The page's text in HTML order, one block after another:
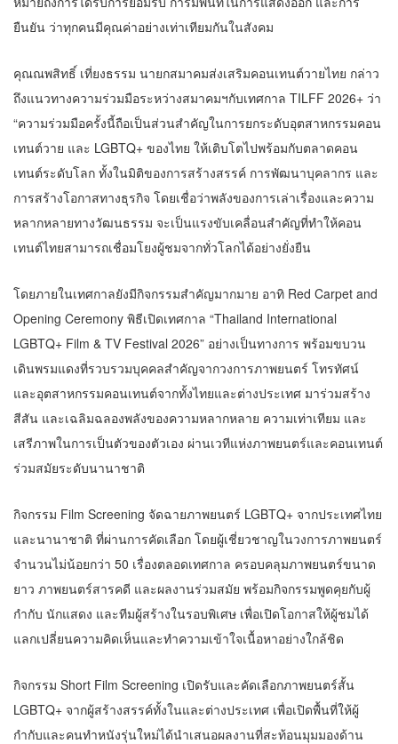
ยืนยัน ว่าทุกคนมีคุณค่าอย่างเท่าเทียมกันในสังคม
คุณณพสิทธิ์ เที่ยงธรรม นายกสมาคมส่งเสริมคอนเทนต์วายไทย กล่าว
ถึงแนวทางความร่วมมือระหว่างสมาคมฯกับเทศกาล TILFF 2026+ ว่า
“ความร่วมมือครั้งนี้ถือเป็นส่วนสำคัญในการยกระดับอุตสาหกรรมคอน
เทนต์วาย และ LGBTQ+ ของไทย ให้เติบโตไปพร้อมกับตลาดคอน
เทนต์ระดับโลก ทั้งในมิติของการสร้างสรรค์ การพัฒนาบุคลากร และ
การสร้างโอกาสทางธุรกิจ โดยเชื่อว่าพลังของการเล่าเรื่องและความ
หลากหลายทางวัฒนธรรม จะเป็นแรงขับเคลื่อนสำคัญที่ทำให้คอน
เทนต์ไทยสามารถเชื่อมโยงผู้ชมจากทั่วโลกได้อย่างยั่งยืน
โดยภายในเทศกาลยังมีกิจกรรมสำคัญมากมาย อาทิ Red Carpet and
Opening Ceremony พิธีเปิดเทศกาล “Thailand International
LGBTQ+ Film & TV Festival 2026” อย่างเป็นทางการ พร้อมขบวน
เดินพรมแดงที่รวบรวมบุคคลสำคัญจากวงการภาพยนตร์ โทรทัศน์
และอุตสาหกรรมคอนเทนต์จากทั้งไทยและต่างประเทศ มาร่วมสร้าง
สีสัน และเฉลิมฉลองพลังของความหลากหลาย ความเท่าเทียม และ
เสรีภาพในการเป็นตัวของตัวเอง ผ่านเวทีแห่งภาพยนตร์และคอนเทนต์
ร่วมสมัยระดับนานาชาติ
กิจกรรม Film Screening จัดฉายภาพยนตร์ LGBTQ+ จากประเทศไทย
และนานาชาติ ที่ผ่านการคัดเลือก โดยผู้เชี่ยวชาญในวงการภาพยนตร์
จำนวนไม่น้อยกว่า 50 เรื่องตลอดเทศกาล ครอบคลุมภาพยนตร์ขนาด
ยาว ภาพยนตร์สารคดี และผลงานร่วมสมัย พร้อมกิจกรรมพูดคุยกับผู้
กำกับ นักแสดง และทีมผู้สร้างในรอบพิเศษ เพื่อเปิดโอกาสให้ผู้ชมได้
แลกเปลี่ยนความคิดเห็นและทำความเข้าใจเนื้อหาอย่างใกล้ชิด
​กิจกรรม Short Film Screening เปิดรับและคัดเลือกภาพยนตร์สั้น
LGBTQ+ จากผู้สร้างสรรค์ทั้งในและต่างประเทศ เพื่อเปิดพื้นที่ให้ผู้
กำกับและคนทำหนังรุ่นใหม่ได้นำเสนอผลงานที่สะท้อนมุมมองด้าน